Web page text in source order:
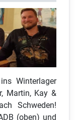
Winterlager
Martin, Kay &
Schweden!
(oben) und